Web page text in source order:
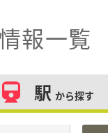
報一覧
駅 から探す